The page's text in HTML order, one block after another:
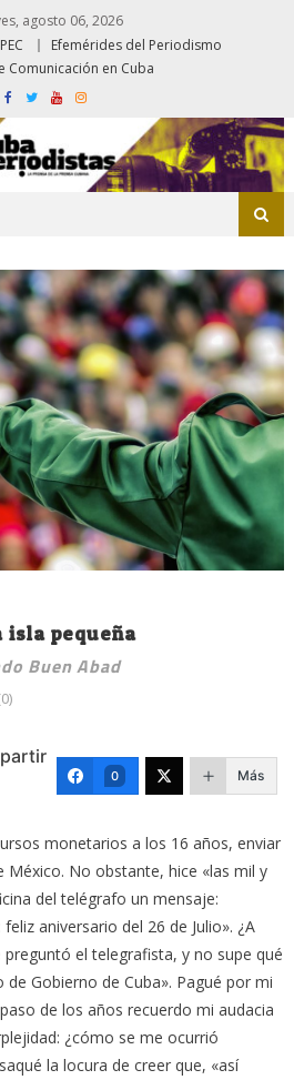
agosto 06, 2026
Efemérides del Periodismo
Comunicación en Cuba
isla pequeña
Buen Abad
0 Más
monetarios a los 16 años, enviar
México. No obstante, hice «las mil y
del telégrafo un mensaje:
aniversario del 26 de Julio». ¿A
el telegrafista, y no supe qué
de Gobierno de Cuba». Pagué por mi
de los años recuerdo mi audacia
¿cómo se me ocurrió
la locura de creer que, «así